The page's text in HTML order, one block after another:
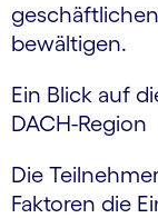
bewältigen.
Ein Blick auf
DACH-Region
Die
Faktoren die